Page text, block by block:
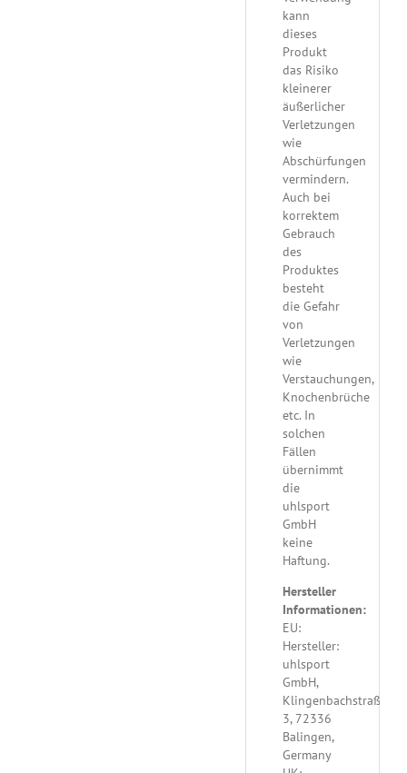
kann
dieses
Produkt
das Risiko
kleinerer
äußerlicher
Verletzungen
wie
Abschürfungen
vermindern.
Auch bei
korrektem
Gebrauch
des
Produktes
besteht
die Gefahr
von
Verletzungen
wie
Verstauchungen,
Knochenbrüche
etc. In
solchen
Fällen
übernimmt
die
uhlsport
GmbH
keine
Haftung.
Hersteller
Informationen:
EU:
Hersteller:
uhlsport
GmbH,
Klingenbachstraße
3, 72336
Balingen,
Germany